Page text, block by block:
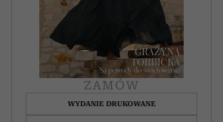
ZAMÓW
WYDANIE DRUKOWANE